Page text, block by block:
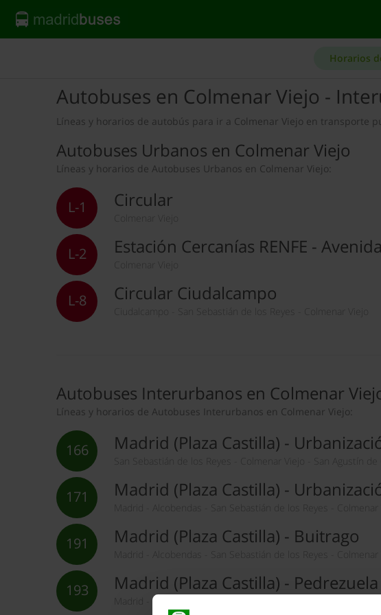
Horarios
Autobuses en Colmenar Viejo -
Líneas y horarios de autobús para ir a Colmenar Viejo en transporte
Autobuses Urbanos en Colmenar Viejo
Líneas y horarios de Autobuses Urbanos en Colmenar Viejo:
L-1 Circular
L-2 Estación Cercanías RENFE -
L-8 Circular Ciudalcampo
Ciudalcampo - San Sebastián de los Reyes - Colmenar Viejo
Autobuses Interurbanos en Colmenar
Líneas y horarios de Autobuses Interurbanos en Colmenar Viejo:
166 Madrid (Plaza Castilla) -
San Sebastián de los Reyes - Colmenar Viejo - San Agustín de
171 Madrid (Plaza Castilla) -
Madrid - Alcobendas - San Sebastián de los Reyes - Colmenar
191 Madrid (Plaza Castilla) - Buitrago
Madrid - Alcobendas - San Sebastián de los Reyes -
193 Madrid (Plaza Castilla) -
Madrid - Alcobendas - San Sebastián de los Reyes -